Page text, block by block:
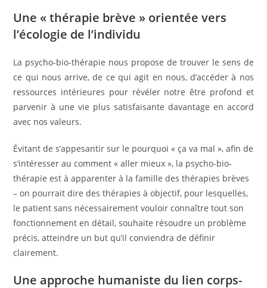
Une « thérapie brève » orientée vers
l’écologie de l’individu
La psycho-bio-thérapie nous propose de trouver le sens de
ce qui nous arrive, de ce qui agit en nous, d’accéder à nos
ressources intérieures pour révéler notre être profond et
parvenir à une vie plus satisfaisante davantage en accord
avec nos valeurs.
Évitant de s’appesantir sur le pourquoi « ça va mal », afin de
s’intéresser au comment « aller mieux », la psycho-bio-
thérapie est à apparenter à la famille des thérapies brèves
– on pourrait dire des thérapies à objectif, pour lesquelles,
le patient sans nécessairement vouloir connaître tout son
fonctionnement en détail, souhaite résoudre un problème
précis, atteindre un but qu’il conviendra de définir
clairement.
Une approche humaniste du lien corps-